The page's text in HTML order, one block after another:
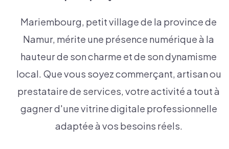
Mariembourg, petit village de la province de
Namur, mérite une présence numérique à la
hauteur de son charme et de son dynamisme
local. Que vous soyez commerçant, artisan ou
prestataire de services, votre activité a tout à
gagner d'une vitrine digitale professionnelle
adaptée à vos besoins réels.